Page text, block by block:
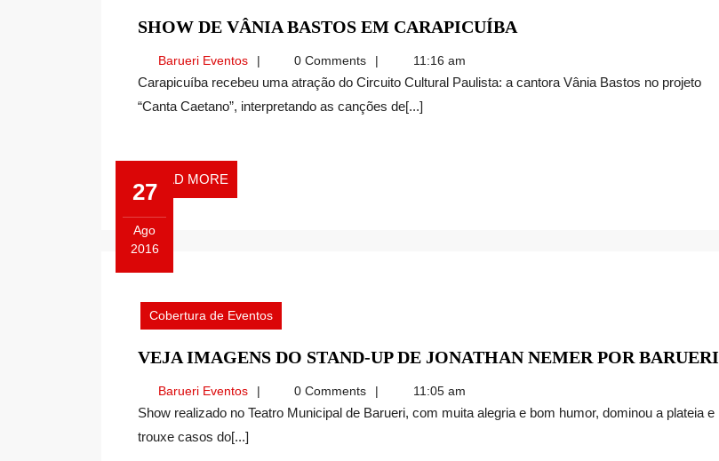
SHOW DE VÂNIA BASTOS EM CARAPICUÍBA
BASTOS
Barueri EventosBarueri
Eventos
0 Comments 11:16 am
Carapicuíba recebeu uma atração do Circuito Cultural Paulista: a cantora Vânia Bastos no projeto
“Canta Caetano”, interpretando as canções de[...]
READ MORE
MORE
27
Ago
2016
2016
Cobertura de Eventos
VEJA IMAGENS DO STAND-UP DE JONATHAN NEMER POR BARUERI
Barueri EventosBarueri
Eventos
0 Comments 11:05 am
Show realizado no Teatro Municipal de Barueri, com muita alegria e bom humor, dominou a plateia e
trouxe casos do[...]